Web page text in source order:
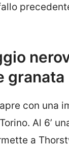
granata
con una
Al 6’
a